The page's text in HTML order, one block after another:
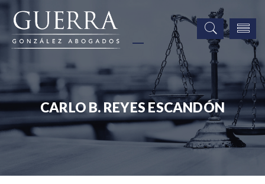
CARLO B. REYES ESCANDÓN
Asociados Carlo B. Reyes Escandón